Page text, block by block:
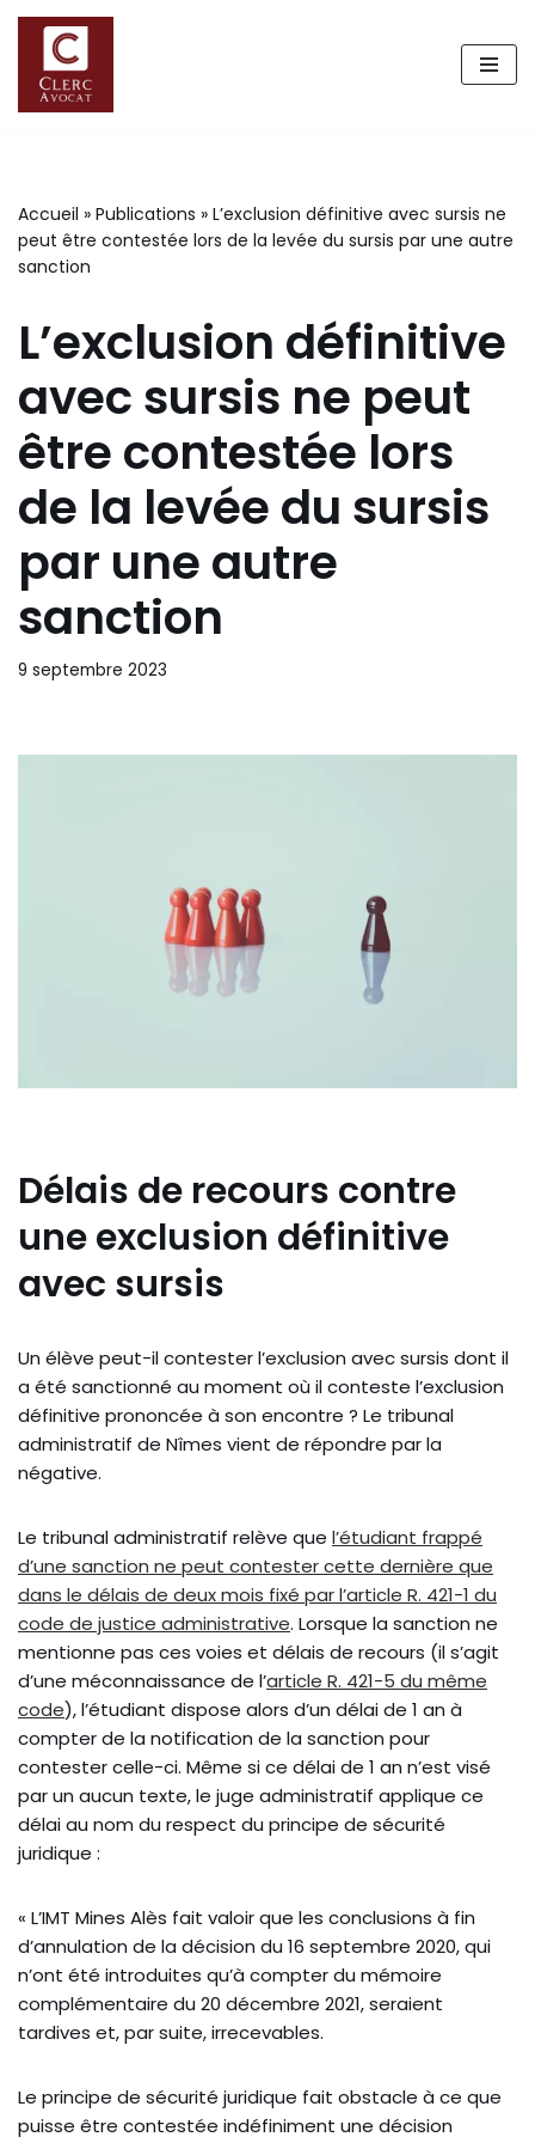
Aller
au
Accueil » Publications » L’exclusion définitive avec sursis ne
peut être contestée lors de la levée du sursis par une autre
sanction
L’exclusion définitive
avec sursis ne peut
être contestée lors
de la levée du sursis
par une autre
sanction
9 septembre 2023
Délais de recours contre
une exclusion définitive
avec sursis
Un élève peut-il contester l’exclusion avec sursis dont il
a été sanctionné au moment où il conteste l’exclusion
définitive prononcée à son encontre ? Le tribunal
administratif de Nîmes vient de répondre par la
négative.
Le tribunal administratif relève que l’étudiant frappé
d’une sanction ne peut contester cette dernière que
dans le délais de deux mois fixé par l’article R. 421-1 du
code de justice administrative. Lorsque la sanction ne
mentionne pas ces voies et délais de recours (il s’agit
d’une méconnaissance de l’article R. 421-5 du même
code), l’étudiant dispose alors d’un délai de 1 an à
compter de la notification de la sanction pour
contester celle-ci. Même si ce délai de 1 an n’est visé
par un aucun texte, le juge administratif applique ce
délai au nom du respect du principe de sécurité
juridique :
« L’IMT Mines Alès fait valoir que les conclusions à fin
d’annulation de la décision du 16 septembre 2020, qui
n’ont été introduites qu’à compter du mémoire
complémentaire du 20 décembre 2021, seraient
tardives et, par suite, irrecevables.
Le principe de sécurité juridique fait obstacle à ce que
puisse être contestée indéfiniment une décision